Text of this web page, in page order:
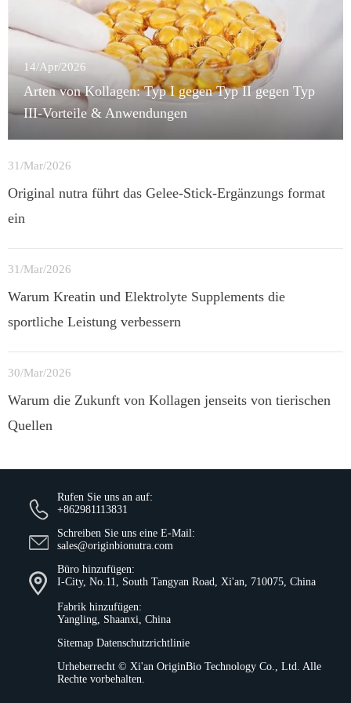
14/Apr/2026
Arten von Kollagen: Typ I gegen Typ II gegen Typ
III-Vorteile & Anwendungen
31/Mar/2026
Original nutra führt das Gelee-Stick-Ergänzungs format
ein
31/Mar/2026
Warum Kreatin und Elektrolyte Supplements die
sportliche Leistung verbessern
30/Mar/2026
Warum die Zukunft von Kollagen jenseits von tierischen
Quellen
Rufen Sie uns an auf:
+862981113831
Schreiben Sie uns eine E-Mail:
sales@originbionutra.com
Büro hinzufügen:
I-City, No.11, South Tangyan Road, Xi'an, 710075, China
Fabrik hinzufügen:
Yangling, Shaanxi, China
Sitemap Datenschutzrichtlinie
Urheberrecht © Xi'an OriginBio Technology Co., Ltd.
Alle
Rechte vorbehalten.